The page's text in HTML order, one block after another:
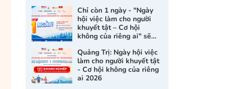
Chỉ còn 1 ngày - "Ngày
hội việc làm cho người
khuyết tật – Cơ hội
không của riêng ai" sẽ
Quảng Trị
Quảng Trị: Ngày hội việc
làm cho người khuyết tật
- Cơ hội không của riêng
ai 2026